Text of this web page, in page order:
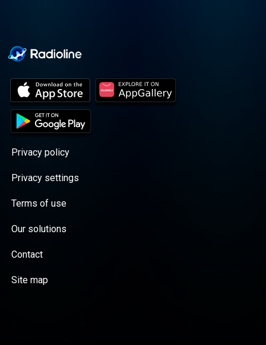
Privacy policy
Privacy settings
Terms of use
Our solutions
Contact
Site map